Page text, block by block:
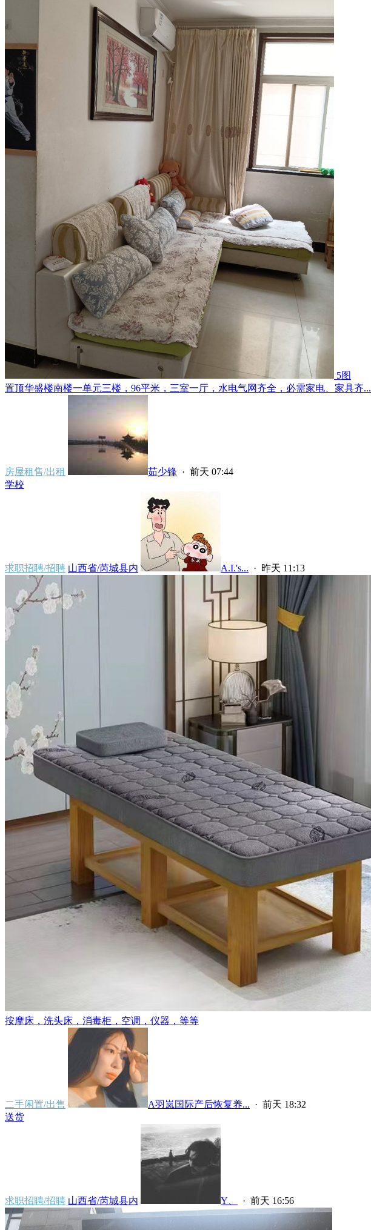
5图
置顶华盛楼南楼一单元三楼，96平米，三室一厅，水电气网齐全，必需家电、家具齐...
房屋租售/出租 茹少锋 · 前天 07:44
学校
求职招聘/招聘 山西省/芮城县内 ㅤㅤㅤㅤㅤㅤA.I.'s... · 昨天 11:13
按摩床，洗头床，消毒柜，空调，仪器，等等
二手闲置/出售 A羽岚国际产后恢复养... · 前天 18:32
送货
求职招聘/招聘 山西省/芮城县内 Y、 · 前天 16:56